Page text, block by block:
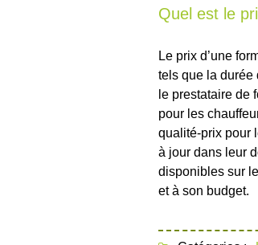
Quel est le
Le prix d’une
tels que la durée
le prestataire de
pour les
qualité-prix pour
à jour dans leur
disponibles sur
et à son budget.